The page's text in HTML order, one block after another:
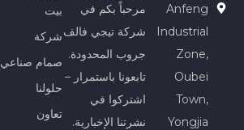
Anfeng
Industrial
Zone,
Oubei
Town,
Yongjia
مرحباً بكم في
شركة تيجي فالف
جروب المحدودة.
تابعونا باستمرار –
اشتركوا في
نشرتنا الإخبارية.
بيت
شركة
صمام صناعي
حلولنا
تعاون